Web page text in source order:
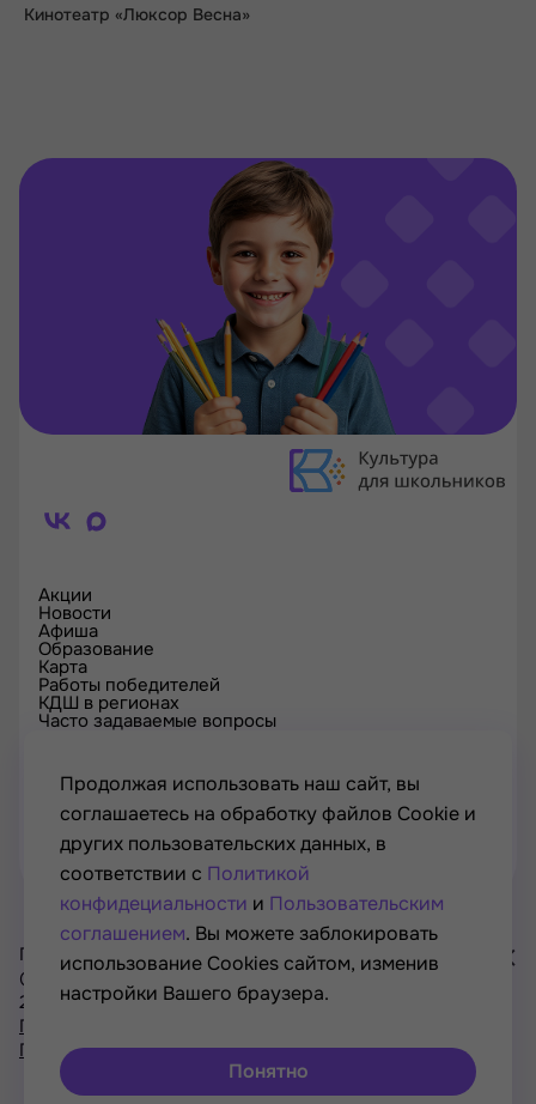
Кинотеатр «Люксор Весна»
Акции
Новости
Афиша
Образование
Карта
Работы победителей
КДШ в регионах
Часто задаваемые вопросы
Проверка сертификата
Контакты
Проект Минкультуры России, Минпросвещения России
© РОСКУЛЬТПРОЕКТ, Российский фонд культуры, 2021—
2026
Политика конфиденциальности
Пользовательское соглашение
Продолжая использовать наш сайт, вы
соглашаетесь на обработку файлов Cookie и
других пользовательских данных, в
соответствии с Политикой
конфидециальности и Пользовательским
соглашением. Вы можете заблокировать
использование Cookies сайтом, изменив
настройки Вашего браузера.
Понятно